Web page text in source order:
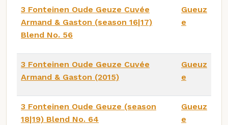
3 Fonteinen Oude Geuze Cuvée
Armand & Gaston (season 16|17)
Blend No. 56
Gueuz
e
3 Fonteinen Oude Geuze Cuvée
Armand & Gaston (2015)
Gueuz
e
3 Fonteinen Oude Geuze (season
18|19) Blend No. 64
Gueuz
e